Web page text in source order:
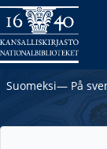
Suomeksi― På